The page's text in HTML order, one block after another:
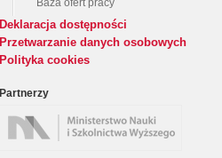
Baza ofert pracy
Deklaracja dostępności
Przetwarzanie danych osobowych
Polityka cookies
Partnerzy